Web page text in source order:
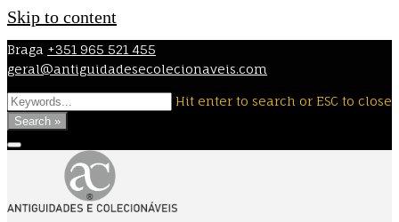
Skip to content
Braga +351 965 521 455
geral@antiguidadesecolecionaveis.com
Hit enter to search or ESC to close
Search »